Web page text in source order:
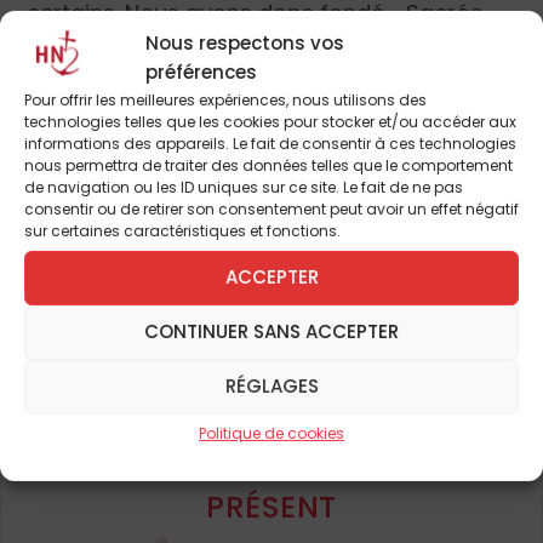
Nous respectons vos
préférences
Pour offrir les meilleures expériences, nous utilisons des
technologies telles que les cookies pour stocker et/ou accéder aux
informations des appareils. Le fait de consentir à ces technologies
nous permettra de traiter des données telles que le comportement
de navigation ou les ID uniques sur ce site. Le fait de ne pas
consentir ou de retirer son consentement peut avoir un effet négatif
sur certaines caractéristiques et fonctions.
ACCEPTER
CONTINUER SANS ACCEPTER
RÉGLAGES
Politique de cookies
certains. Nous avons donc fondé « Sacrée
Musique » afin de réunir sous les voûtes de
nos églises toutes ces
recherche de sens. Nous proposons, dans
le cadre d’un festival, des concerts de
musique sacrée qui se déroulent à la lueur
des bougies dans les églises. Nous avons
développé ce projet d’abord dans le Var à
Toulon, puis nous nous sommes étendus
dans le Sud et en région lyonnaise pour enfin
arriver à Paris en décembre. Nous avons
créé ce cadre pour inviter chacun à vivre
rapprochement avec l’Église. Le but est de
qui n’y pénètrent jamais ou très rarement.
Pour continuer à lire cet
article
et de nombreux autres
ABONNEZ-VOUS DÈS À
PRÉSENT